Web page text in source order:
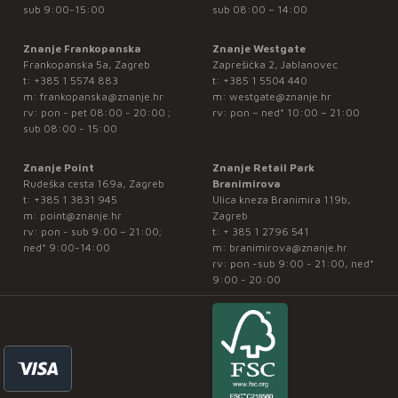
sub 9:00-15:00
sub 08:00 – 14:00
Znanje Frankopanska
Frankopanska 5a, Zagreb
t: +385 1 5574 883
m: frankopanska@znanje.hr
rv: pon - pet 08:00 - 20:00 ;
sub 08:00 - 15:00
Znanje Westgate
Zaprešićka 2, Jablanovec
t: +385 1 5504 440
m: westgate@znanje.hr
rv: pon – ned* 10:00 – 21:00
Znanje Point
Rudeška cesta 169a, Zagreb
t: +385 1 3831 945
m: point@znanje.hr
rv: pon - sub 9:00 – 21:00;
ned* 9:00-14:00
Znanje Retail Park
Branimirova
Ulica kneza Branimira 119b,
Zagreb
t: + 385 1 2796 541
m: branimirova@znanje.hr
rv: pon -sub 9:00 - 21:00, ned*
9:00 - 20:00